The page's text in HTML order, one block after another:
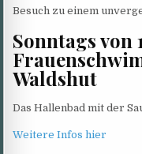
Besuch zu einem
Sonntags von
Waldshut
Das Hallenbad mit der
Weitere Infos hier